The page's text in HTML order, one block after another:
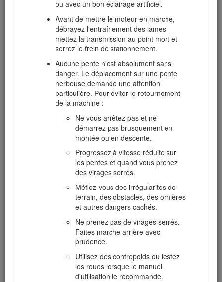
ou avec un bon éclairage artificiel.
Avant de mettre le moteur en marche,
débrayez l'entraînement des lames,
mettez la transmission au point mort et
serrez le frein de stationnement.
Aucune pente n'est absolument sans
danger. Le déplacement sur une pente
herbeuse demande une attention
particulière. Pour éviter le retournement
de la machine :
Ne vous arrêtez pas et ne
démarrez pas brusquement en
montée ou en descente.
Progressez à vitesse réduite sur
les pentes et quand vous prenez
des virages serrés.
Méfiez-vous des irrégularités de
terrain, des obstacles, des ornières
et autres dangers cachés.
Ne prenez pas de virages serrés.
Faites marche arrière avec
prudence.
Utilisez des contrepoids ou lestez
les roues lorsque le manuel
d'utilisation le recommande.
Avant d'utiliser la machine
Portez toujours des chaussures solides à
casque, des lunettes de protection et des
protecteurs d'oreilles pour travailler. Les
cheveux longs, les vêtements amples et les
bijoux peuvent se prendre dans les pièces
mobiles. N'utilisez pas la machine pieds nus
ou chaussé de sandales.
Inspectez soigneusement la zone à tondre et
enlevez tout objet susceptible d'être projeté
par la machine.
Remplacez les silencieux défectueux.
Examinez la zone de travail pour déterminer
quels accessoires et équipements vous
permettront d'exécuter votre tâche
correctement et sans danger. N'utilisez que
les accessoires et équipements agréés par
le constructeur.
Vérifiez toujours que les commandes de
présence de l'utilisateur, les contacteurs de
sécurité et les capots de protection sont en
place et fonctionnent correctement. N'utilisez